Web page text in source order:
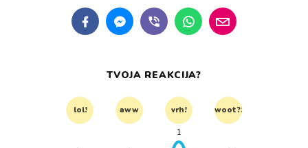
TVOJA REAKCIJA?
lol! aww vrh! woot?!
1